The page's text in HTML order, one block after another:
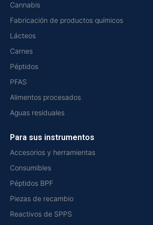
Cannabis
Fabricación de productos químicos
Lácteos
Carnes
Péptidos
PFAS
Alimentos procesados
Aguas residuales
Para sus instrumentos
Accesorios y herramientas
Consumibles
Péptidos BPF
Piezas de recambio
Reactivos de SPPS